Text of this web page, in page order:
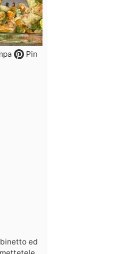
Pin
ed